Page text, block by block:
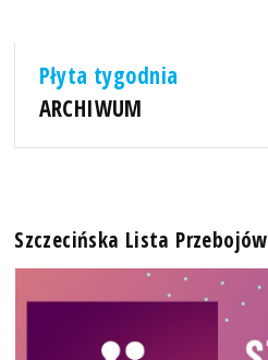
Płyta tygodnia
ARCHIWUM
Szczecińska Lista Przebojów